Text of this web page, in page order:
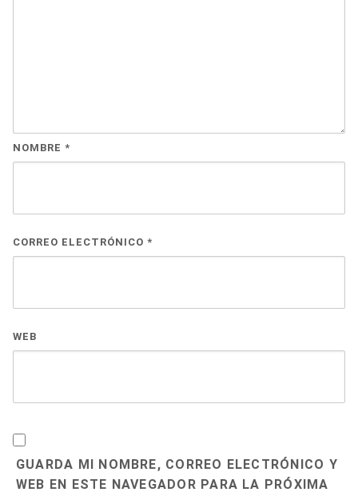
NOMBRE *
CORREO ELECTRÓNICO *
WEB
GUARDA MI NOMBRE, CORREO ELECTRÓNICO Y
WEB EN ESTE NAVEGADOR PARA LA PRÓXIMA